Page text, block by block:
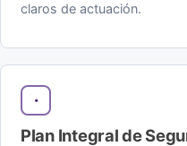
claros de actuación.
Plan Integral de